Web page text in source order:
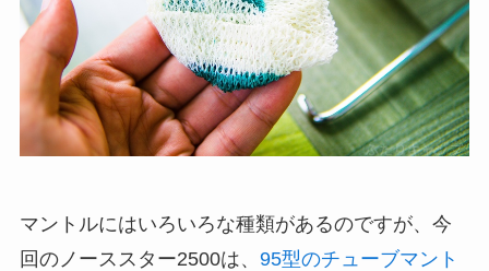
マントルにはいろいろな種類があるのですが、今
回のノーススター2500は、 95型のチューブマント